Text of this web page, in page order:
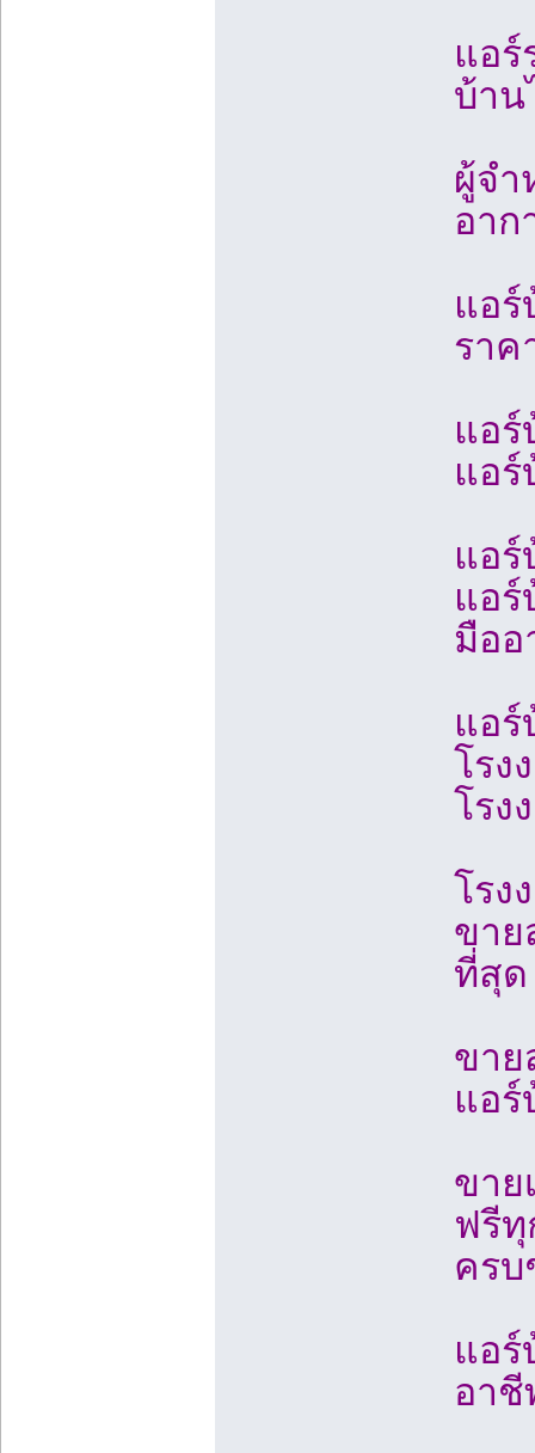
แอร์
บ้าน
ผู้จำ
อาก
แอร์
ราค
แอ
แอ
แอร์
แอร์
มือ
แอ
โรง
โรง
โรง
ขาย
ที่สุด
ขาย
แอ
ขาย
ฟรีทุ
คร
แอ
อาชี